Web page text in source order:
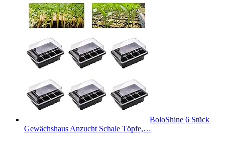
BoloShine 6 Stück
Gewächshaus Anzucht Schale Töpfe,…